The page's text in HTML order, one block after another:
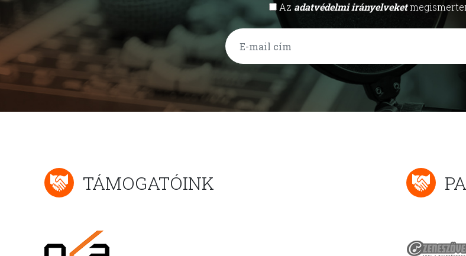
Az adatvédelmi irányelveket
TÁMOGATÓINK